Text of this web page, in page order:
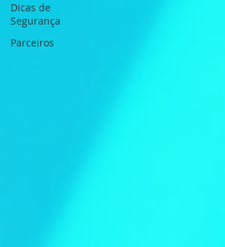
Dicas de
Segurança
Parceiros